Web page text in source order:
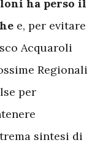
ha perso il
e, per evitare
Acquaroli
Regionali
per
sintesi di